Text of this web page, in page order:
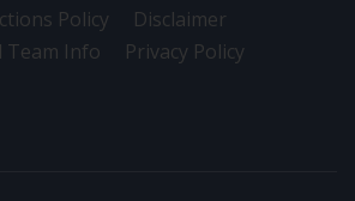
Policy
Disclaimer
Team Info
Privacy Policy